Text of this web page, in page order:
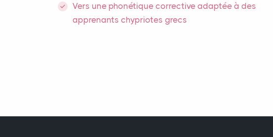
Vers une phonétique corrective adaptée à des
apprenants chypriotes grecs